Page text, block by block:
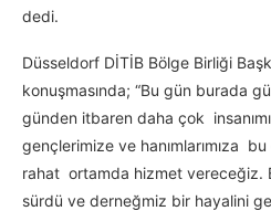
dedi.
Düsseldorf DİTİB Bölge Birliği
konuşmasında; “Bu gün burada
günden itbaren daha çok
gençlerimize ve hanımlarımıza
rahat ortamda hizmet vereceğiz.
sürdü ve derneğmiz bir hayalini